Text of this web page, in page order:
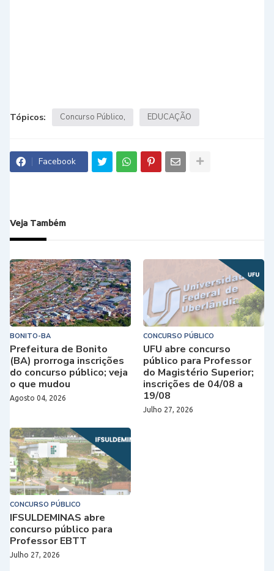
Tópicos: Concurso Público EDUCAÇÃO
Facebook
Veja Também
BONITO-BA
Prefeitura de Bonito
(BA) prorroga inscrições
do concurso público; veja
o que mudou
Agosto 04, 2026
CONCURSO PÚBLICO
UFU abre concurso
público para Professor
do Magistério Superior;
inscrições de 04/08 a
19/08
Julho 27, 2026
CONCURSO PÚBLICO
IFSULDEMINAS abre
concurso público para
Professor EBTT
Julho 27, 2026